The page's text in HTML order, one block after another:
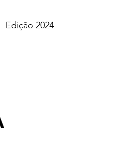
Edição 2024